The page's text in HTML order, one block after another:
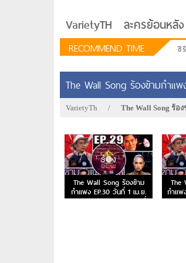
VarietyTH ละครย้อนหลัง
RECOMMEND TIME ซี
The Wall Song ร้องข้ามกำแ
VarietyTh / The Wall Song ร้อ
The Wall Song ร้องข้าม
กำแพง EP.30 วันที่ 1 เม.ย.
64 The Wall Song ตอนที่
The
กำแพ
64